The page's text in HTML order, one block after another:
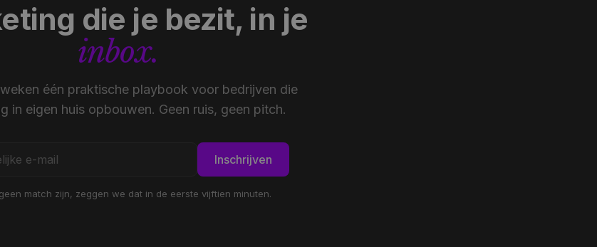
die je bezit, in je
inbox.
één praktische playbook voor bedrijven die
in eigen huis opbouwen. Geen ruis, geen pitch.
Inschrijven
match zijn, zeggen we dat in de eerste vijftien minuten.